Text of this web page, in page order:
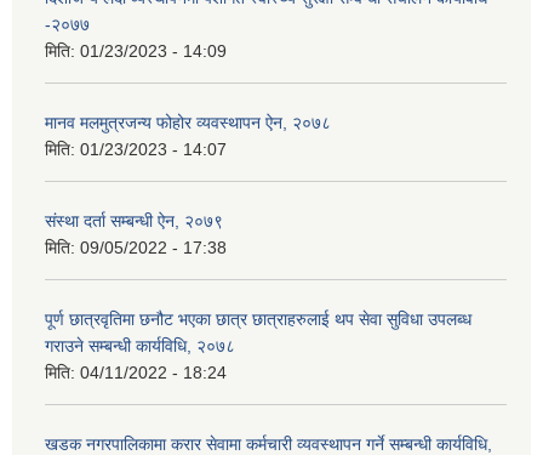
-२०७७
मिति: 01/23/2023 - 14:09
मानव मलमुत्रजन्य फोहोर व्यवस्थापन ऐन, २०७८
मिति: 01/23/2023 - 14:07
संस्था दर्ता सम्बन्धी ऐन, २०७९
मिति: 09/05/2022 - 17:38
पूर्ण छात्रवृतिमा छनौट भएका छात्र छात्राहरुलाई थप सेवा सुविधा उपलब्ध
गराउने सम्बन्धी कार्यविधि, २०७८
मिति: 04/11/2022 - 18:24
खडक नगरपालिकामा करार सेवामा कर्मचारी व्यवस्थापन गर्ने सम्बन्धी कार्यविधि,